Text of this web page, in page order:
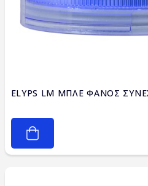
ELYPS LM ΜΠΛΕ ΦΑΝΟΣ